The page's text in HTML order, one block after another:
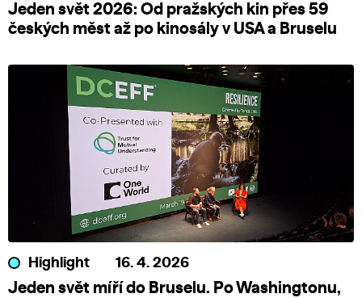
Jeden svět 2026: Od pražských kin přes 59
českých měst až po kinosály v USA a Bruselu
Highlight 16. 4. 2026
Jeden svět míří do Bruselu. Po Washingtonu,